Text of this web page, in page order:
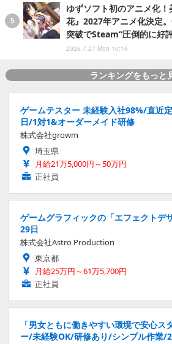
ゆずソフト初のアニメ化
花』2027年アニメ化決定
突破でSteam“圧倒的に好
2026.7.27 Mon 10:16
ランキングをもっと
ゲームテスター 未経験入社98%/直近
日/1対1&オーダーメイド研修
株式会社growm
埼玉県
月給21万5,000円～50万円
正社員
ゲームグラフィックの「エフェクトデ
29日
株式会社Astro Production
東京都
月給25万円～61万5,700円
正社員
「男女ともに働きやすい環境で安心ス
ー/未経験OK/研修あり/シンプル作業/